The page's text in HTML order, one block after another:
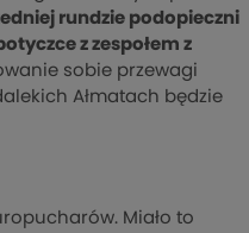
rundzie podopieczni
z zespołem z
sobie przewagi
Ałmatach będzie
Miało to